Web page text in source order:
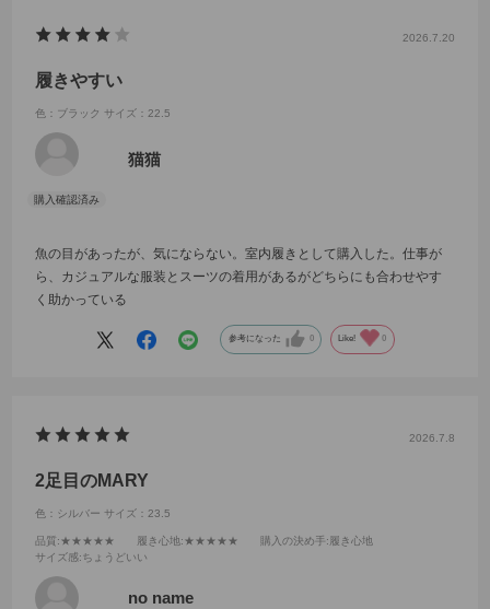
2026.7.20
履きやすい
色：ブラック サイズ：22.5
猫猫
魚の目があったが、気にならない。室内履きとして購入した。仕事が
ら、カジュアルな服装とスーツの着用があるがどちらにも合わせやす
く助かっている
参考になった 0 Like! 0
2026.7.8
2足目のMARY
色：シルバー サイズ：23.5
品質:★★★★★ 履き心地:★★★★★ 購入の決め手:履き心地
サイズ感:ちょうどいい
no name